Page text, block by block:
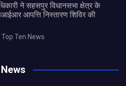
ने सहसपुर विधानसभा क्षेत्र के
आपत्ति निस्तारण शिविर की
Ten News